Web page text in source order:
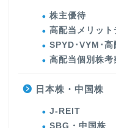
株主優待
高配当メリット
SPYD･VYM･高
高配当個別株考
日本株・中国株
J-REIT
SBG・中国株